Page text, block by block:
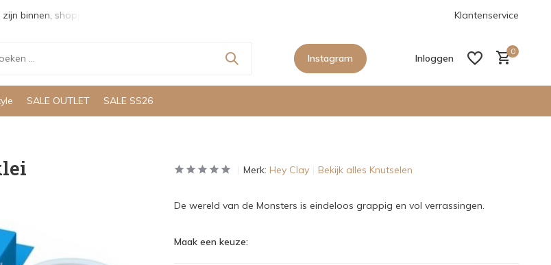
binnen, shoppen maar! De nieuwe collecties zijn binnen,
Klantenservice
Instagram Inloggen
Account aanmaken
0
SALE OUTLET SALE SS26
Merk: Hey Clay Bekijk alles Knutselen
De wereld van de Monsters is eindeloos grappig en vol verrassingen.
Maak een keuze: